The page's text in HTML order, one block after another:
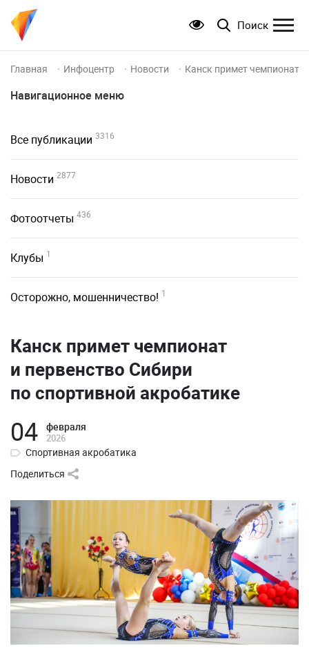
Поиск
Главная Инфоцентр Новости Канск примет чемпионат
Навигационное меню
Все публикации 3316
Новости 2877
Фотоотчеты 436
Клубы 1
Осторожно, мошенничество! 1
Канск примет чемпионат
и первенство Сибири
по спортивной акробатике
04 февраля
2026
Спортивная акробатика
Поделиться